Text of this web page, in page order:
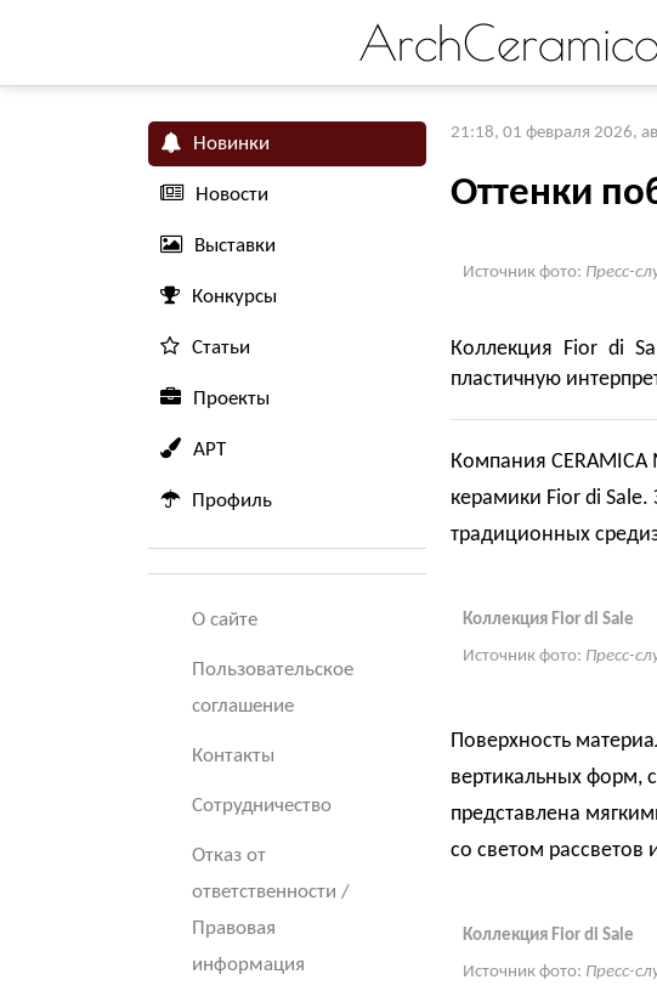
Новинки
Новости
Выставки
Конкурсы
Статьи
Проекты
АРТ
Профиль
О сайте
Пользовательское
соглашение
Контакты
Сотрудничество
Отказ от
ответственности /
Правовая
информация
21:18, 01 февраля 2026,
Оттенки
Источник фото: Пресс-
Коллекция Fior di
пластичную
Компания CERAMICA
керамики Fior di Sale.
традиционных
Коллекция Fior di Sale
Источник фото: Пресс-
Поверхность
вертикальных форм,
представлена
со светом рассветов
Коллекция Fior di Sale
Источник фото: Пресс-